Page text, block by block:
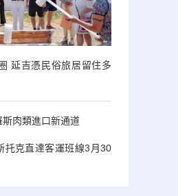
延吉憑民俗旅居留住多
肉類進口新通道
克直達客運班線3月30